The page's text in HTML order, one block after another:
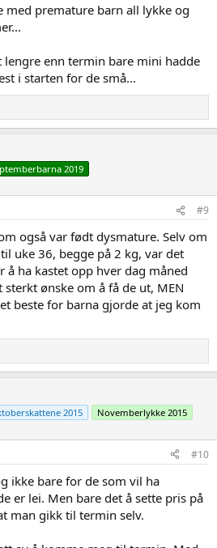
med premature barn all lykke og
lengre enn termin bare mini hadde
i starten for de små...
2019
#9
også var født dysmature. Selv om
uke 36, begge på 2 kg, var det
å ha kastet opp hver dag måned
ønske om å få de ut, MEN
beste for barna gjorde at jeg kom
2015 Novemberlykke 2015
#10
ikke bare for de som vil ha
er lei. Men bare det å sette pris på
man gikk til termin selv.